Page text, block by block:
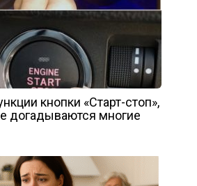
кнопки «Старт-стоп»,
догадываются многие